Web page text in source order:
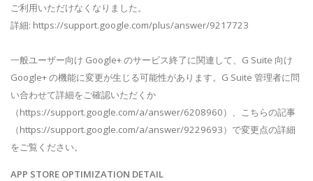
ご利用いただけなくなりました。
詳細: https://support.google.com/plus/answer/9217723
一般ユーザー向け Google+ のサービス終了に関連して、G Suite 向け
Google+ の機能に変更が生じる可能性があります。G Suite 管理者に問
い合わせて詳細をご確認いただくか
（https://support.google.com/a/answer/6208960）、こちらの記事
（https://support.google.com/a/answer/9229693）で変更点の詳細
をご覧ください。
APP STORE OPTIMIZATION DETAIL